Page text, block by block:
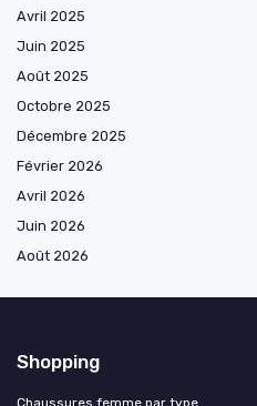
Avril 2025
Juin 2025
Août 2025
Octobre 2025
Décembre 2025
Février 2026
Avril 2026
Juin 2026
Août 2026
Shopping
Chaussures femme par type